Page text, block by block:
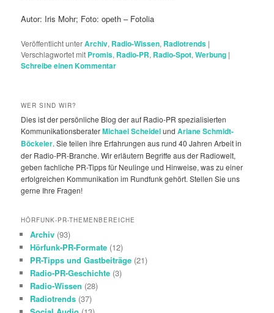
Autor: Iris Mohr; Foto: opeth – Fotolia
Veröffentlicht unterArchiv, Radio-Wissen, Radiotrends |
Verschlagwortet mit Promis, Radio-PR, Radio-Spot,Werbung |
Schreibe einen Kommentar
WER SIND WIR?
Dies ist der persönliche Blog der auf Radio-PR spezialisierten
KommunikationsberaterMichael ScheidelundAriane Schmidt-
Böckeler. Sie teilen ihre Erfahrungen aus rund 40 Jahren Arbeit in
der Radio-PR-Branche. Wir erläutern Begriffe aus der Radiowelt,
geben fachliche PR-Tipps für Neulinge und Hinweise, was zu einer
erfolgreichen Kommunikation im Rundfunk gehört. Stellen Sie uns
gerne Ihre Fragen!
HÖRFUNK-PR-THEMENBEREICHE
Archiv (93)
Hörfunk-PR-Formate (12)
PR-Tipps und Gastbeiträge (21)
Radio-PR-Geschichte (3)
Radio-Wissen (28)
Radiotrends (37)